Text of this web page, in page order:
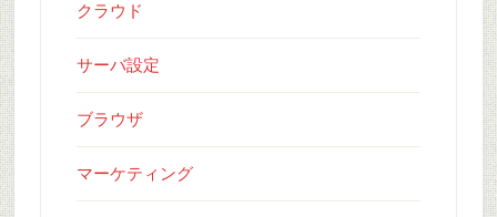
クラウド
サーバ設定
ブラウザ
マーケティング